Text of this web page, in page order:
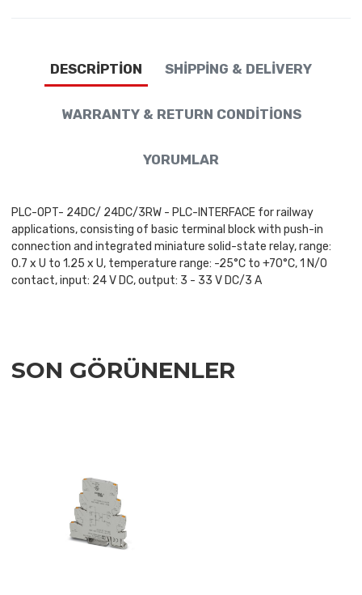
DESCRIPTION SHIPPING & DELIVERY
WARRANTY & RETURN CONDITIONS
YORUMLAR
PLC-OPT- 24DC/ 24DC/3RW - PLC-INTERFACE for railway
applications, consisting of basic terminal block with push-in
connection and integrated miniature solid-state relay, range:
0.7 x U to 1.25 x U, temperature range: -25°C to +70°C, 1 N/O
contact, input: 24 V DC, output: 3 - 33 V DC/3 A
SON GÖRÜNENLER